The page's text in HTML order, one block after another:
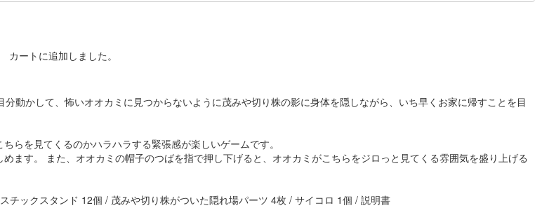
カートに追加しました。
動かして、怖いオオカミに見つからないように茂みや切り株の影に身体を隠しながら、いち早くお家に帰すことを目
らを見てくるのかハラハラする緊張感が楽しいゲームです。
ます。 また、オオカミの帽子のつばを指で押し下げると、オオカミがこちらをジロっと見てくる雰囲気を盛り上げる
ックスタンド 12個 / 茂みや切り株がついた隠れ場パーツ 4枚 / サイコロ 1個 / 説明書